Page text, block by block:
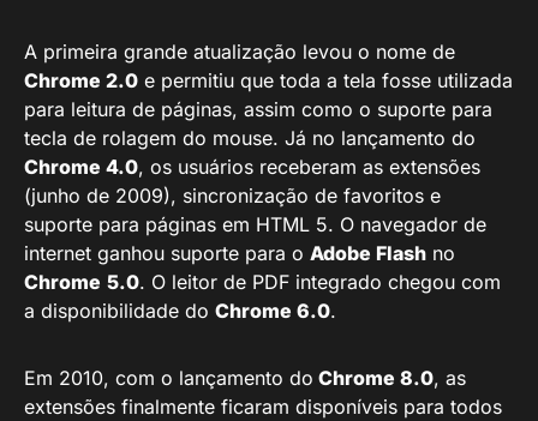
A primeira grande atualização levou o nome de
Chrome 2.0 e permitiu que toda a tela fosse utilizada
para leitura de páginas, assim como o suporte para
tecla de rolagem do mouse. Já no lançamento do
Chrome 4.0, os usuários receberam as extensões
(junho de 2009), sincronização de favoritos e
suporte para páginas em HTML 5. O navegador de
internet ganhou suporte para o Adobe Flash no
Chrome 5.0. O leitor de PDF integrado chegou com
a disponibilidade do Chrome 6.0.
Em 2010, com o lançamento do Chrome 8.0, as
extensões finalmente ficaram disponíveis para todos